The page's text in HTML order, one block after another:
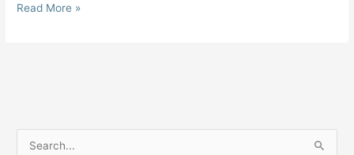
Read More »